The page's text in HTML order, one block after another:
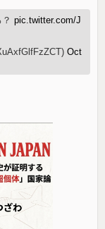
？pic.twitter.com/J
Oct